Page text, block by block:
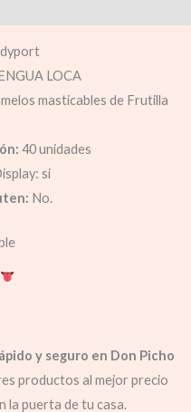
LOCA
masticables de Frutilla
40 unidades
si
No.
y seguro en Don Picho
productos al mejor precio
la puerta de tu casa.